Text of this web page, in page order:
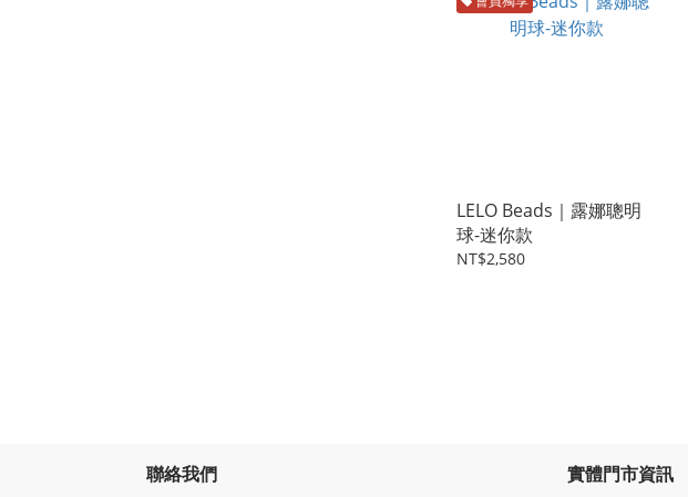
LELO Beads｜露娜聰明
球-迷你款
NT$2,580
聯絡我們
實體門市資訊